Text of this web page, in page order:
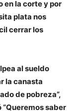
en la corte y por
plata nos
cerrar los
al sueldo
la canasta
de pobreza”,
saber